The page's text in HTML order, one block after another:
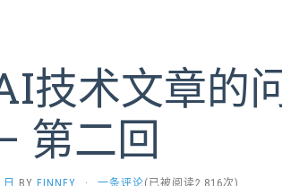
技术文章的
第二回
BY FINNEY · 一条评论(已被阅读2,816次)